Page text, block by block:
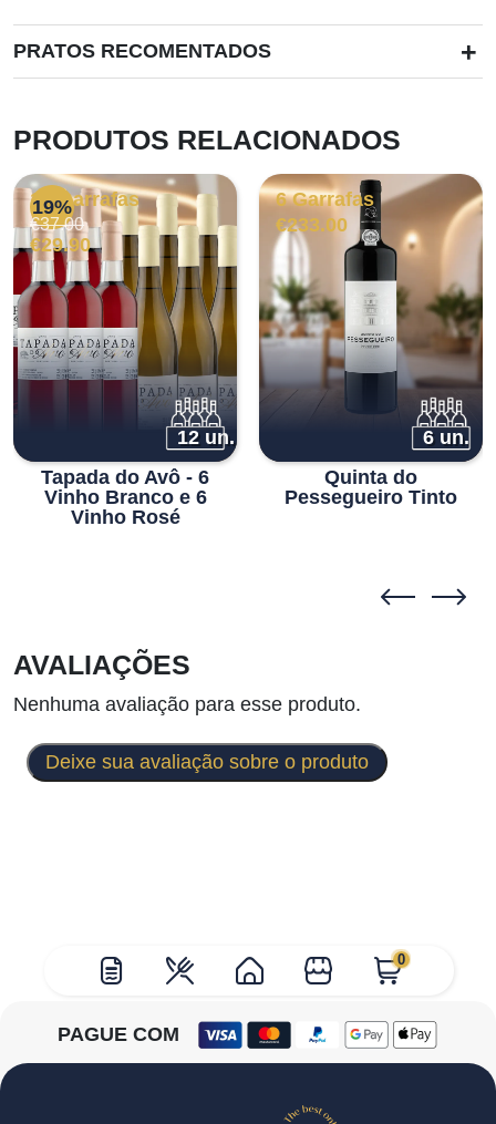
0
PRATOS RECOMENTADOS +
PRODUTOS RELACIONADOS
19%
12 Garrafas
€37.00
O
preço
original
era:
€37.00.
€29.90
O
preço
atual
é:
€29.90.
12 un.
Tapada do Avô - 6
Vinho Branco e 6
Vinho Rosé
6 Garrafas
€233.00
6 un.
Quinta do
Pessegueiro Tinto
AVALIAÇÕES
Nenhuma avaliação para esse produto.
Deixe sua avaliação sobre o produto
PAGUE COM